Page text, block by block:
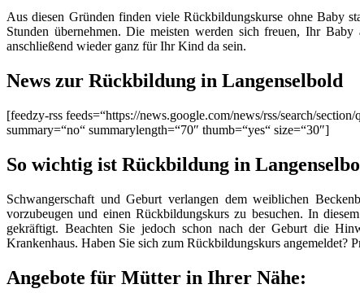
Aus diesen Gründen finden viele Rückbildungskurse ohne Baby
Stunden übernehmen. Die meisten werden sich freuen, Ihr
anschließend wieder ganz für Ihr Kind da sein.
News zur Rückbildung in Langenselbold
[feedzy-rss feeds=“https://news.google.com/news/rss/search/
summary=“no“ summarylength=“70″ thumb=“yes“ size=“30″]
So wichtig ist Rückbildung in
Schwangerschaft und Geburt verlangen dem weiblichen
vorzubeugen und einen Rückbildungskurs zu besuchen. In
gekräftigt. Beachten Sie jedoch schon nach der Geburt die
Krankenhaus. Haben Sie sich zum Rückbildungskurs angemeldet?
Angebote für Mütter in Ihrer Nähe: